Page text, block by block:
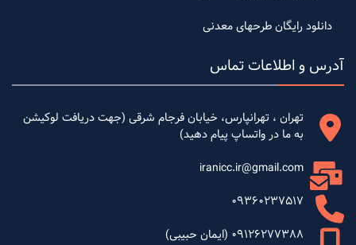
دانلود رایگان طرحهای معدنی
آدرس و اطلاعات تماس
تهران ، تهرانپارس، خیابان فرجام شرقی (جهت دریافت لوکیشن
به ما در واتساپ پیام دهید)
iranicc.ir@gmail.com
09360237517
09126277388 (ایمان حبیبی)